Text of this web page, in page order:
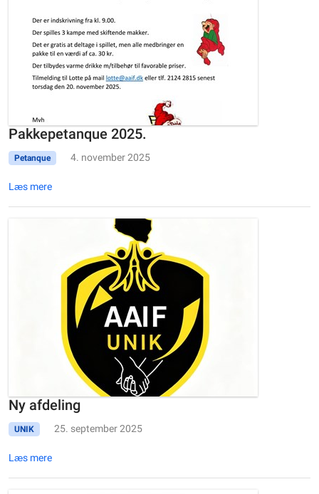
Pakkepetanque 2025.
Petanque 4. november 2025
Læs mere
Ny afdeling
UNIK 25. september 2025
Læs mere